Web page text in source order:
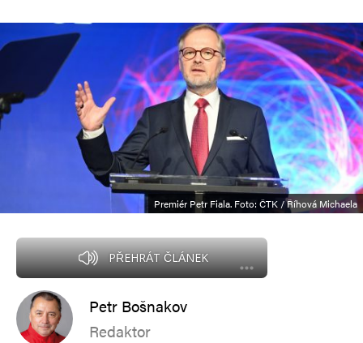
Premiér Petr Fiala. Foto: ČTK / Říhová Michaela
PŘEHRÁT ČLÁNEK
Petr Bošnakov
Redaktor